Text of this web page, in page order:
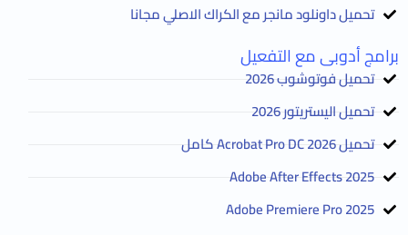
تحميل داونلود مانجر مع الكراك الاصلي مجانا
برامج أدوبى مع التفعيل
تحميل فوتوشوب 2026
تحميل اليستريتور 2026
تحميل Acrobat Pro DC 2026 كامل
Adobe After Effects 2025
Adobe Premiere Pro 2025